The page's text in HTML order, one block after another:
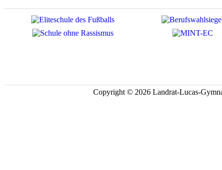
Copyright © 2026 Landrat-Lucas-